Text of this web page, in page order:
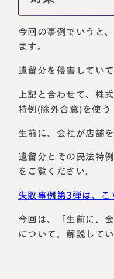
今回の事例でいうと
ます。
遺留分を侵害してい
上記と合わせて、株
特例(除外合意)を使う
生前に、会社が店舗
遺留分とその民法特
をご覧ください。
失敗事例第3弾は、こ
今回は、「生前に、
について、解説してい